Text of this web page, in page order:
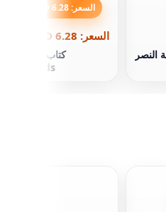
النصر
السعر: 6.28 USD
السعر: 6.28 USD
كتاب لوسي
Kids